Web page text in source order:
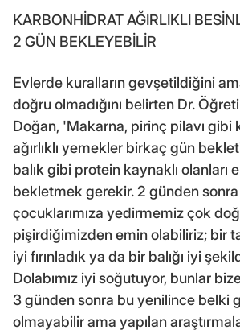
KARBONHİDRAT AĞIRLIKLI
2 GÜN BEKLEYEBİLİR
Evlerde kuralların gevşetildiğini
doğru olmadığını belirten Dr.
Doğan, 'Makarna, pirinç pilavı gibi
ağırlıklı yemekler birkaç gün
balık gibi protein kaynaklı olanları
bekletmek gerekir. 2 günden sonra
çocuklarımıza yedirmemiz çok
pişirdiğimizden emin olabiliriz; bir
iyi fırınladık ya da bir balığı iyi
Dolabımız iyi soğutuyor, bunlar
3 günden sonra bu yenilince belki
olmayabilir ama yapılan